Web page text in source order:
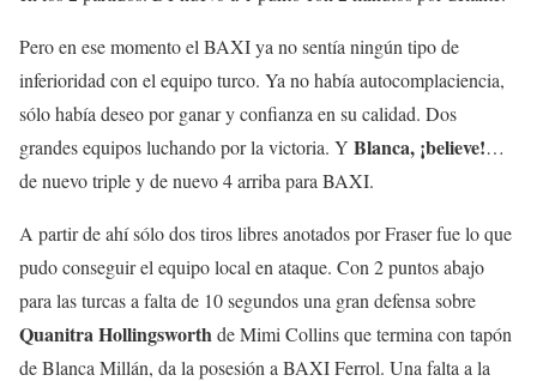
Pero en ese momento el BAXI ya no sentía ningún tipo de
inferioridad con el equipo turco. Ya no había autocomplaciencia,
sólo había deseo por ganar y confianza en su calidad. Dos
grandes equipos luchando por la victoria. Y Blanca, ¡believe!…
de nuevo triple y de nuevo 4 arriba para BAXI.
A partir de ahí sólo dos tiros libres anotados por Fraser fue lo que
pudo conseguir el equipo local en ataque. Con 2 puntos abajo
para las turcas a falta de 10 segundos una gran defensa sobre
Quanitra Hollingsworth de Mimi Collins que termina con tapón
de Blanca Millán, da la posesión a BAXI Ferrol. Una falta a la